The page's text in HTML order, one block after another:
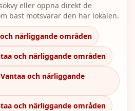
eller öppna direkt de
bäst motsvarar den här lokalen.
närliggande områden
och närliggande områden
och närliggande
och närliggande områden